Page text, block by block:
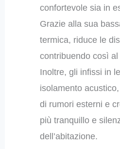
confortevole sia in
Grazie alla sua
termica, riduce le
contribuendo così
Inoltre, gli infissi in
isolamento
di rumori esterni e
più tranquillo e
dell’abitazione.